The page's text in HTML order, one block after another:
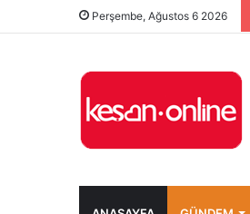
Perşembe, Ağustos 6 2026